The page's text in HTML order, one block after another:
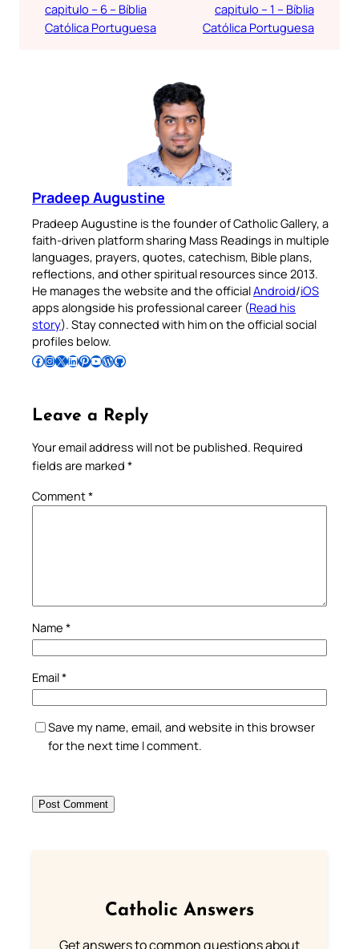
capitulo – 6 – Bíblia
Católica Portuguesa
capitulo – 1 – Bíblia
Católica Portuguesa
Pradeep Augustine
Pradeep Augustine is the founder of Catholic Gallery, a
faith-driven platform sharing Mass Readings in multiple
languages, prayers, quotes, catechism, Bible plans,
reflections, and other spiritual resources since 2013.
He manages the website and the officialAndroid/iOS
apps alongside his professional career (Read his
story). Stay connected with him on the official social
profiles below.
Follow Pradeep on Facebook Follow Pradeep on InstagramFollow Pradeep on X Follow Pradeep on LinkedIn Follow Pradeep on Pinterest Subscribe to Pradeep’s Youtube Channel Follow Pradeep on WordPress Follow Pradeep on GitHub
Leave a Reply
Your email address will not be published. Required
fields are marked *
Comment*
Name *
Email*
Save my name, email, and website in this browser
for the next time I comment.
Catholic Answers
Get answers to common questions about